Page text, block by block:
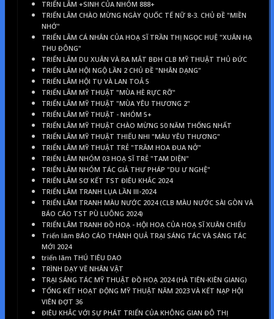
TRIỂN LÃM +SINH CỦA NHÓM 888+
TRIỂN LÃM CHÀO MỪNG NGÀY QUỐC TẾ NỮ 8-3. CHỦ ĐỀ "MIỀN
NHỚ"
TRIỂN LÃM CÁ NHÂN CỦA HOẠ SĨ TRẦN THỊ NGỌC HUỆ "XUÂN HẠ
THU ĐÔNG"
TRIỂN LÃM DU XUÂN VÀ RA MẮT BĐH CLB MỸ THUẬT THỦ ĐỨC
TRIỂN LÃM HỘI NGỘ LẦN 2 CHỦ ĐỀ "NHÂN DẠNG"
TRIỂN LÃM HỘI TỤ VÀ LAN TOẢ 5
TRIỂN LÃM MỸ THUẬT "MÙA HÈ RỰC RỠ"
TRIỂN LÃM MỸ THUẬT "MÙA YÊU THƯƠNG 2"
TRIỂN LÃM MỸ THUẬT - NHÓM 5+
TRIỂN LÃM MỸ THUẬT CHÀO MỪNG 50 NĂM THỐNG NHẤT
TRIỂN LÃM MỸ THUẬT THIẾU NHI "MÀU YÊU THƯƠNG"
TRIỂN LÃM MỸ THUẬT TRẺ "TRĂM HOA ĐUA NỞ"
TRIỂN LÃM NHÓM 03 HOẠ SĨ TRẺ "TAM DIỆN"
TRIỂN LÃM NHÓM TÁC GIẢ THƯ PHÁP "DU Ư NGHỆ"
TRIỂN LÃM SƠ KẾT TST ĐIÊU KHẮC 2024
TRIỂN LÃM TRANH LỤA LẦN III-2024
TRIỂN LÃM TRANH MÀU NƯỚC 2024 (CLB MÀU NƯỚC SÀI GÒN VÀ
BÁO CÁO TST PÙ LUÔNG 2024)
TRIỂN LÃM TRANH ĐỒ HOẠ - HỘI HOẠ CỦA HOẠ SĨ XUÂN CHIỂU
Triển lãm BÁO CÁO THÀNH QUẢ TRẠI SÁNG TÁC VÀ SÁNG TÁC
MỚI 2024
triển lãm THÚ TIÊU DAO
TRÌNH DẠY VẼ NHÂN VẬT
TRẠI SÁNG TÁC MỸ THUẬT ĐỒ HOẠ 2024 (HÀ TIÊN-KIÊN GIANG)
TỔNG KẾT HOẠT ĐỘNG MỸ THUẬT NĂM 2023 VÀ KẾT NẠP HỘI
VIÊN ĐỢT 36
ĐIÊU KHẮC VỚI SỰ PHÁT TRIỂN CỦA KHÔNG GIAN ĐÔ THỊ